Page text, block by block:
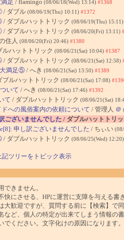
足 / flamingo (08/06/18(Wed) 13:14) #1368
/ ダブル (08/06/19(Thu) 10:11) #1372
/ ダブルハットトリック (08/06/19(Thu) 15:11)
/ ダブルハットトリック (08/06/20(Fri) 13:11)
住人 (08/06/20(Fri) 20:46) #1380
ルハットトリック (08/06/21(Sat) 10:04) #1387
/ ダブルハットトリック (08/06/21(Sat) 12:58)
大満足⑤/ へき (08/06/21(Sat) 13:50) #1389
ブルハットトリック (08/06/21(Sat) 17:08)
いて / へき (08/06/21(Sat) 17:46) #1392
て / ダブルハットトリック (08/06/21(Sat)
への風俗案内の依頼について / 管理人 ＠
ございませんでした / ダブルハットトリッ
申し訳ございませんでした / ちぃい
/ ダブルハットトリック (08/06/25(Wed) 12:20)
記ツリーをトピック表示
できません。
快にさせる、HPに運営に支障を与える書
大歓迎ですが、質問する前に【検索】で
など、個人の特定が出来てしまう情報の
でください。文字化けの原因になります。